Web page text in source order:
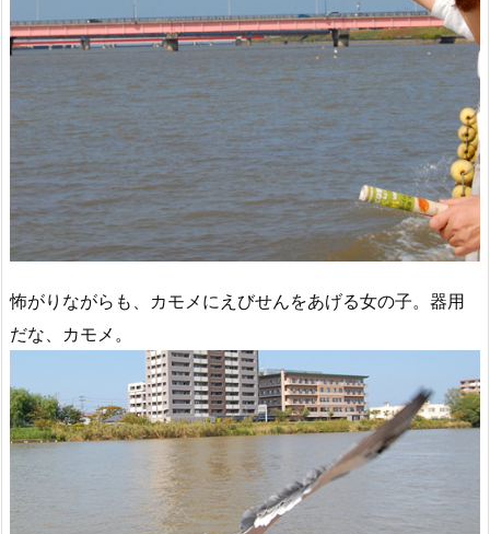
怖がりながらも、カモメにえびせんをあげる女の子。器用
だな、カモメ。